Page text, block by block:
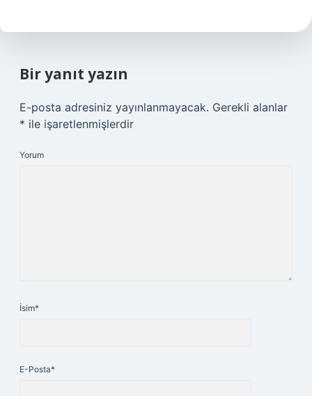
Bir yanıt yazın
E-posta adresiniz yayınlanmayacak. Gerekli alanlar
* ile işaretlenmişlerdir
Yorum
İsim*
E-Posta*